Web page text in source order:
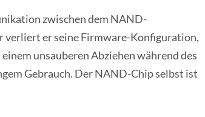
zwischen dem NAND-
verliert er seine Firmware-Konfiguration,
unsauberen Abziehen während des
Gebrauch. Der NAND-Chip selbst ist